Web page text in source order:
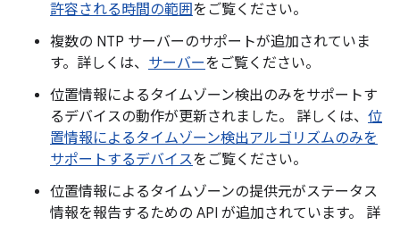
許容される時間の範囲をご覧ください。
複数の NTP サーバーのサポートが追加されていま
す。詳しくは、 サーバーをご覧ください。
位置情報によるタイムゾーン検出のみをサポートす
るデバイスの動作が更新されました。 詳しくは、 位
置情報によるタイムゾーン検出アルゴリズムのみを
サポートするデバイスをご覧ください。
位置情報によるタイムゾーンの提供元がステータス
情報を報告するための API が追加されています。 詳